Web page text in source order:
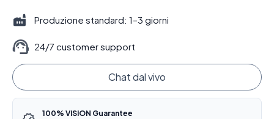
Produzione standard: 1–3 giorni
24/7 customer support
Chat dal vivo
100% VISION Guarantee